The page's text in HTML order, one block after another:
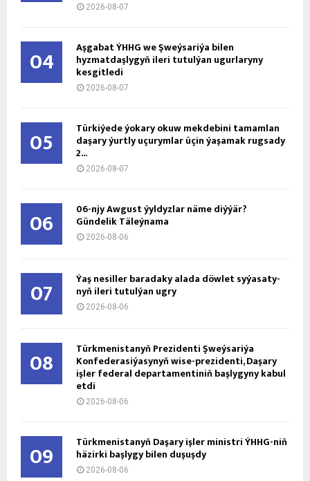
2026-08-07
04 Aşgabat ÝHHG we Şweýsariýa bilen
hyzmatdaşlygyň ileri tutulýan ugurlaryny
kesgitledi
2026-08-07
05 Türkiýede ýokary okuw mekdebini tamamlan
daşary ýurtly uçurymlar üçin ýaşamak rugsady
2...
2026-08-07
06 06-njy Awgust ýyldyzlar näme diýýär?
Gündelik Täleýnama
2026-08-06
07 Ýaş ne­sil­ler ba­ra­da­ky ala­da döw­let sy­ýa­sa­ty­
nyň ile­ri tu­tul­ýan ug­ry
2026-08-06
08 Türkmenistanyň Prezidenti Şweýsariýa
Konfederasiýasynyň wise-prezidenti, Daşary
işler federal departamentiniň başlygyny kabul
etdi
2026-08-06
09 Türkmenistanyň Daşary işler ministri ÝHHG-niň
häzirki başlygy bilen duşuşdy
2026-08-06